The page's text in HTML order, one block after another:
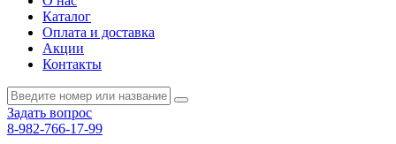
Каталог
Оплата и доставка
Акции
Контакты
Задать вопрос
8-982-766-17-99